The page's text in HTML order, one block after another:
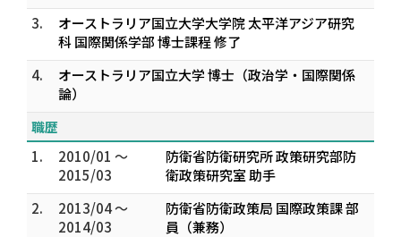
3.
オーストラリア国立大学大学院 太平洋アジア研究
科 国際関係学部 博士課程 修了
4.
オーストラリア国立大学 博士（政治学・国際関係
論）
職歴
1.
2010/01 ～
2015/03
防衛省防衛研究所 政策研究部防
衛政策研究室 助手
2.
2013/04 ～
2014/03
防衛省防衛政策局 国際政策課 部
員（兼務）